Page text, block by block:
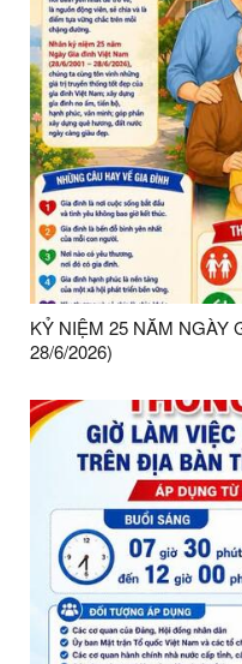
KỶ NIỆM 25 NĂM NGÀY
28/6/2026)